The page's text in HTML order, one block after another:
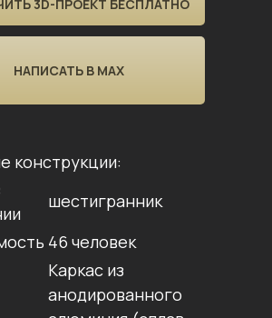
3D-ПРОЕКТ БЕСПЛАТНО
НАПИСАТЬ В MAX
конструкции:
шестигранник
46 человек
Каркас из
анодированного